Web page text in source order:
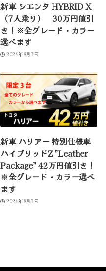
新車 シエンタ HYBRID X
（7人乗り） 30万円値引
き！※全グレード・カラー
選べます
2026年8月3日
新車 ハリアー 特別仕様車
ハイブリッドZ ”Leather
Package” 42万円値引き！
※全グレード・カラー選べ
ます
2026年8月3日